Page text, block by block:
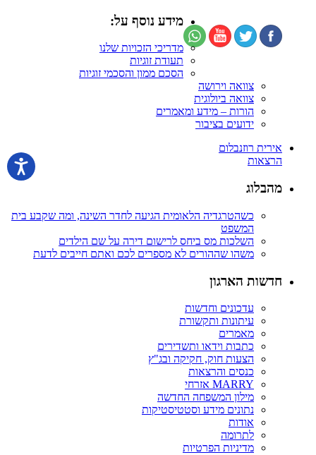
מידע נוסף על:
מדריכי הזכויות שלנו
תעודת זוגיות
הסכם ממון והסכמי זוגיות
צוואה וירושה
צוואה ביולוגית
הורות – מידע ומאמרים
ידועים בציבור
אירית רוזנבלום
הרצאות
מהבלוג
כשהטרגדיה הלאומית הגיעה לחדר השינה, ומה שקבע בית
המשפט
השלכות מס ביחס לרישום דירה על שם הילדים
משהו שההורים לא מספרים לכם ואתם חייבים לדעת
חדשות הארגון
עדכונים וחדשות
עיתונות ותקשורת
מאמרים
כתבות וידאו ותשדירים
הצעות חוק, חקיקה ובג"ץ
כנסים והרצאות
MARRY אזרחי
מילון המשפחה החדשה
נתונים מידע וסטטיסטיקות
אודות
לתרומה
מדיניות הפרטיות